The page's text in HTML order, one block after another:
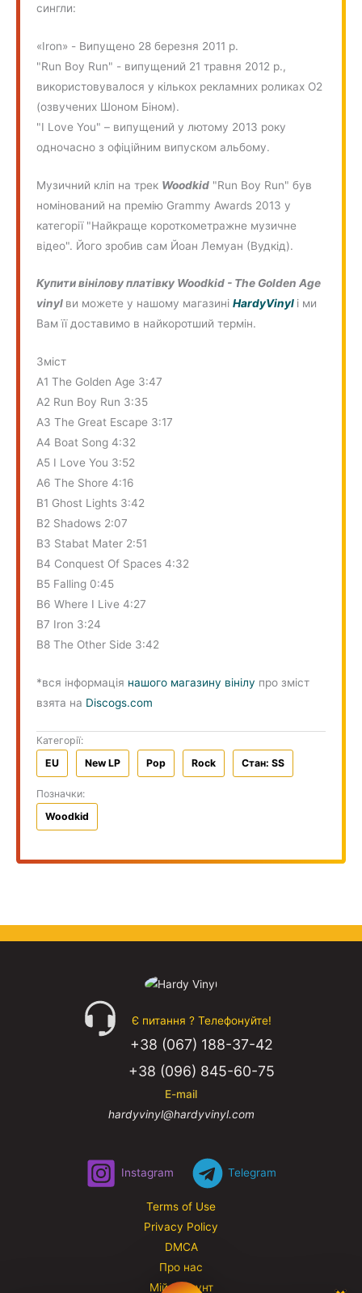
сингли:
«Iron» - Випущено 28 березня 2011 р.
"Run Boy Run" - випущений 21 травня 2012 р.,
використовувалося у кількох рекламних роликах O2
(озвучених Шоном Біном).
"I Love You" – випущений у лютому 2013 року
одночасно з офіційним випуском альбому.
Музичний кліп на трек Woodkid "Run Boy Run" був
номінований на премію Grammy Awards 2013 у
категорії "Найкраще короткометражне музичне
відео". Його зробив сам Йоан Лемуан (Вудкід).
Купити вінілову платівку Woodkid - The Golden Age
vinyl ви можете у нашому магазиніHardyVinyl і ми
Вам її доставимо в найкоротший термін.
Зміст
A1 The Golden Age 3:47
A2 Run Boy Run 3:35
A3 The Great Escape 3:17
A4 Boat Song 4:32
A5 I Love You 3:52
A6 The Shore 4:16
B1 Ghost Lights 3:42
B2 Shadows 2:07
B3 Stabat Mater 2:51
B4 Conquest Of Spaces 4:32
B5 Falling 0:45
B6 Where I Live 4:27
B7 Iron 3:24
B8 The Other Side 3:42
*вся інформація нашого магазину вінілу про зміст
взята на Discogs.com
Категорії:
EU
New LP Pop Rock Стан: SS
Позначки:
Woodkid
Є питання ? Телефонуйте!
+38 (067) 188-37-42
+38 (096) 845-60-75
E-mail
hardyvinyl@hardyvinyl.com
Instagram Telegram
Terms of Use
Privacy Policy
DMCA
Про нас
Мій аккаунт